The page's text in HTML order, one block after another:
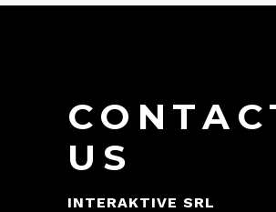
US
INTERAKTIVE SRL